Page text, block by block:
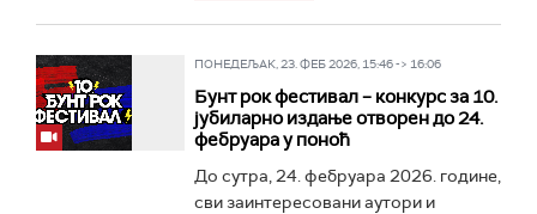
ПОНЕДЕЉАК, 23. ФЕБ 2026, 15:46 -> 16:06
Бунт рок фестивал – конкурс за 10.
јубиларно издање отворен до 24.
фебруара у поноћ
До сутра, 24. фебруара 2026. године,
сви заинтересовани аутори и